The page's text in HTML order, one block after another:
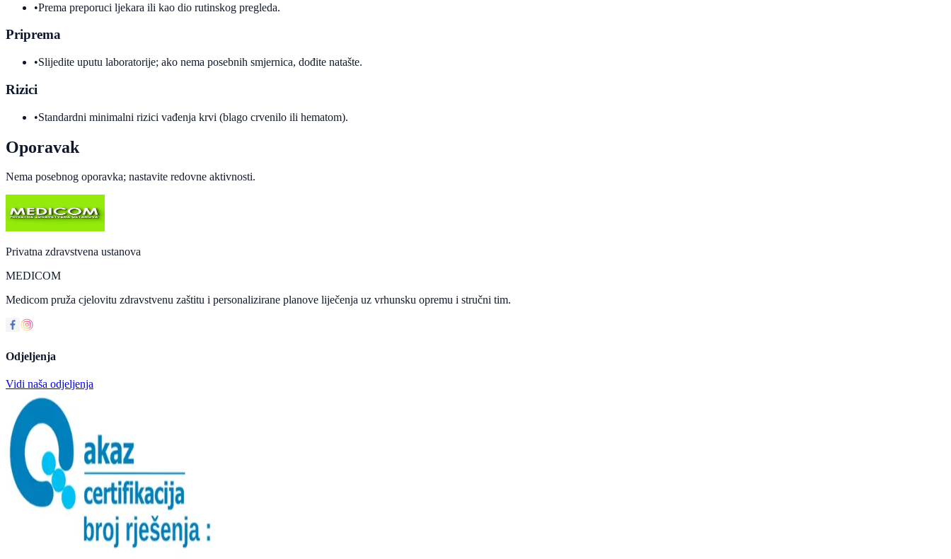
•Prema preporuci ljekara ili kao dio rutinskog pregleda.
Priprema
•Slijedite uputu laboratorije; ako nema posebnih smjernica, dođite natašte.
Rizici
•Standardni minimalni rizici vađenja krvi (blago crvenilo ili hematom).
Oporavak
Nema posebnog oporavka; nastavite redovne aktivnosti.
Privatna zdravstvena ustanova
MEDICOM
Medicom pruža cjelovitu zdravstvenu zaštitu i personalizirane planove liječenja uz vrhunsku opremu i stručni tim.
Odjeljenja
Vidi naša odjeljenja